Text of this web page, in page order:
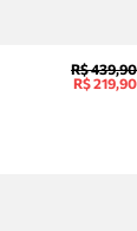
R$ 439,90
R$ 219,90